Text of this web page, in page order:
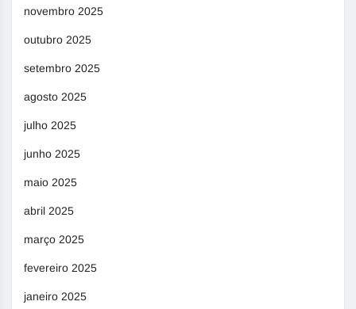
novembro 2025
outubro 2025
setembro 2025
agosto 2025
julho 2025
junho 2025
maio 2025
abril 2025
março 2025
fevereiro 2025
janeiro 2025